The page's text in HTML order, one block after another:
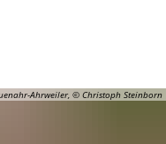
Ahrweiler, © Christoph Steinborn